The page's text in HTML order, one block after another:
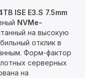
ISE E3.S 7.5mm
NVMe-
на высокую
отклик в
Форм-фактор
серверных
на